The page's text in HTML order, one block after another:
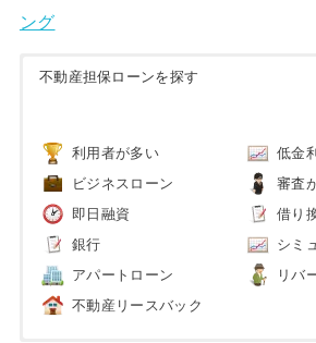
ング
不動産担保ローンを探す
利用者が多い 低金利
ビジネスローン 審査
即日融資 借り
銀行 シミ
アパートローン リバ
不動産リースバック